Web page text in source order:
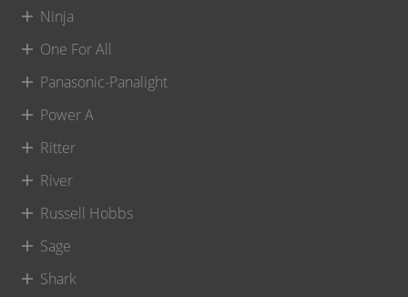
Ninja
One For All
Panasonic-Panalight
Power A
Ritter
River
Russell Hobbs
Sage
Shark